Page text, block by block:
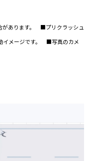
があります。 ■プリクラッシュ
イメージです。 ■写真のカメ